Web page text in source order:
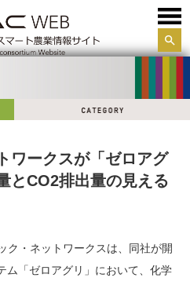
サイ
ワークスが「ゼロアグ
とCO2排出量の見える
ク・ネットワークスは、同社が開
ム「ゼロアグリ」において、化学